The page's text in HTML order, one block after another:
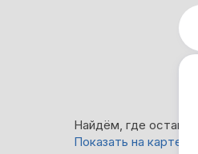
Найдём, где
Показать на карте